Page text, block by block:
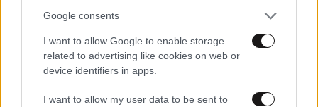
Google consents
I want to allow Google to enable storage
related to advertising like cookies on web or
device identifiers in apps.
I want to allow my user data to be sent to